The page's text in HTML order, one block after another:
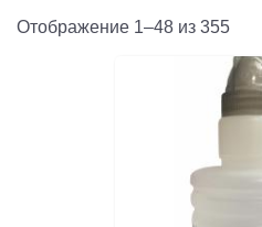
Отображение 1–48 из 355